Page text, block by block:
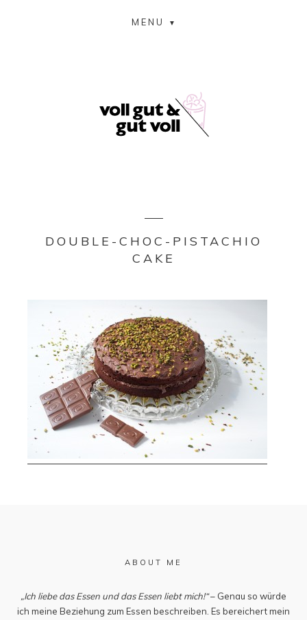
MENU
DOUBLE-CHOC-PISTACHIO
CAKE
ABOUT ME
„Ich liebe das Essen und das Essen liebt mich!“– Genau so würde
ich meine Beziehung zum Essen beschreiben. Es bereichert mein